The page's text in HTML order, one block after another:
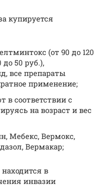
купируется
(от 90 до 120
до 50 руб.),
все препараты
применение;
в соответствии с
на возраст и вес
Мебекс, Вермокс,
Вермакар;
в
инвазии